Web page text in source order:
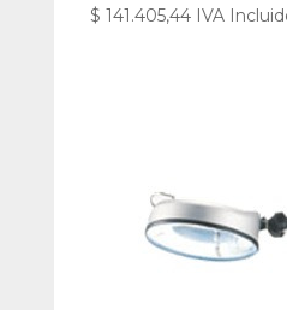
$ 141.405,44 IVA